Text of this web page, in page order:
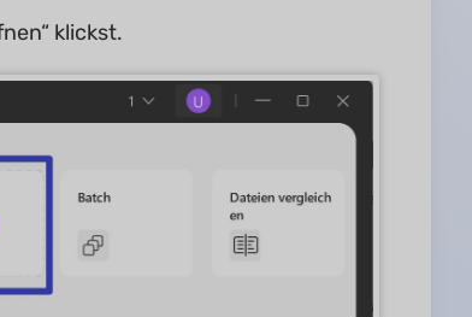
klickst.